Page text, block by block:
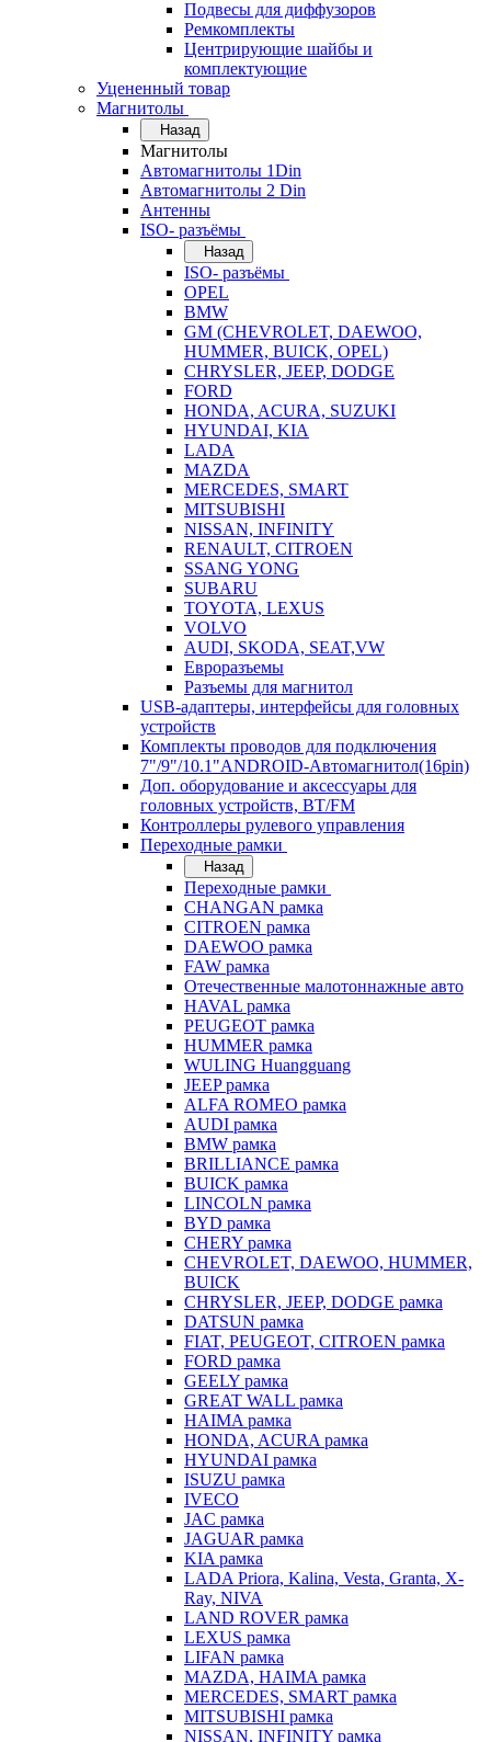
Подвесы для диффузоров
Ремкомплекты
Центрирующие шайбы и
комплектующие
Уцененный товар
Магнитолы
Назад
Магнитолы
Автомагнитолы 1Din
Автомагнитолы 2 Din
Антенны
ISO- разъёмы
Назад
ISO- разъёмы
OPEL
BMW
GM (CHEVROLET, DAEWOO,
HUMMER, BUICK, OPEL)
CHRYSLER, JEEP, DODGE
FORD
HONDA, ACURA, SUZUKI
HYUNDAI, KIA
LADA
MAZDA
MERCEDES, SMART
MITSUBISHI
NISSAN, INFINITY
RENAULT, CITROEN
SSANG YONG
SUBARU
TOYOTA, LEXUS
VOLVO
AUDI, SKODA, SEAT,VW
Евроразъемы
Разъемы для магнитол
USB-адаптеры, интерфейсы для головных
устройств
Комплекты проводов для подключения
7"/9"/10.1"ANDROID-Автомагнитол(16pin)
Доп. оборудование и аксессуары для
головных устройств, BT/FM
Контроллеры рулевого управления
Переходные рамки
Назад
Переходные рамки
CHANGAN рамка
CITROEN рамка
DAEWOO рамка
FAW рамка
Отечественные малотоннажные авто
HAVAL рамка
PEUGEOT рамка
HUMMER рамка
WULING Huangguang
JEEP рамка
ALFA ROMEO рамка
AUDI рамка
BMW рамка
BRILLIANCE рамка
BUICK рамка
LINCOLN рамка
BYD рамка
CHERY рамка
CHEVROLET, DAEWOO, HUMMER,
BUICK
CHRYSLER, JEEP, DODGE рамка
DATSUN рамка
FIAT, PEUGEOT, CITROEN рамка
FORD рамка
GEELY рамка
GREAT WALL рамка
HAIMA рамка
HONDA, ACURA рамка
HYUNDAI рамка
ISUZU рамка
IVECO
JAC рамка
JAGUAR рамка
KIA рамка
LADA Priora, Kalina, Vesta, Granta, X-
Ray, NIVA
LAND ROVER рамка
LEXUS рамка
LIFAN рамка
MAZDA, HAIMA рамка
MERCEDES, SMART рамка
MITSUBISHI рамка
NISSAN, INFINITY рамка